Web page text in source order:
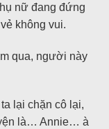
nữ đang đứng
không vui.
qua, người này
lại chặn cô lại,
là… Annie… à